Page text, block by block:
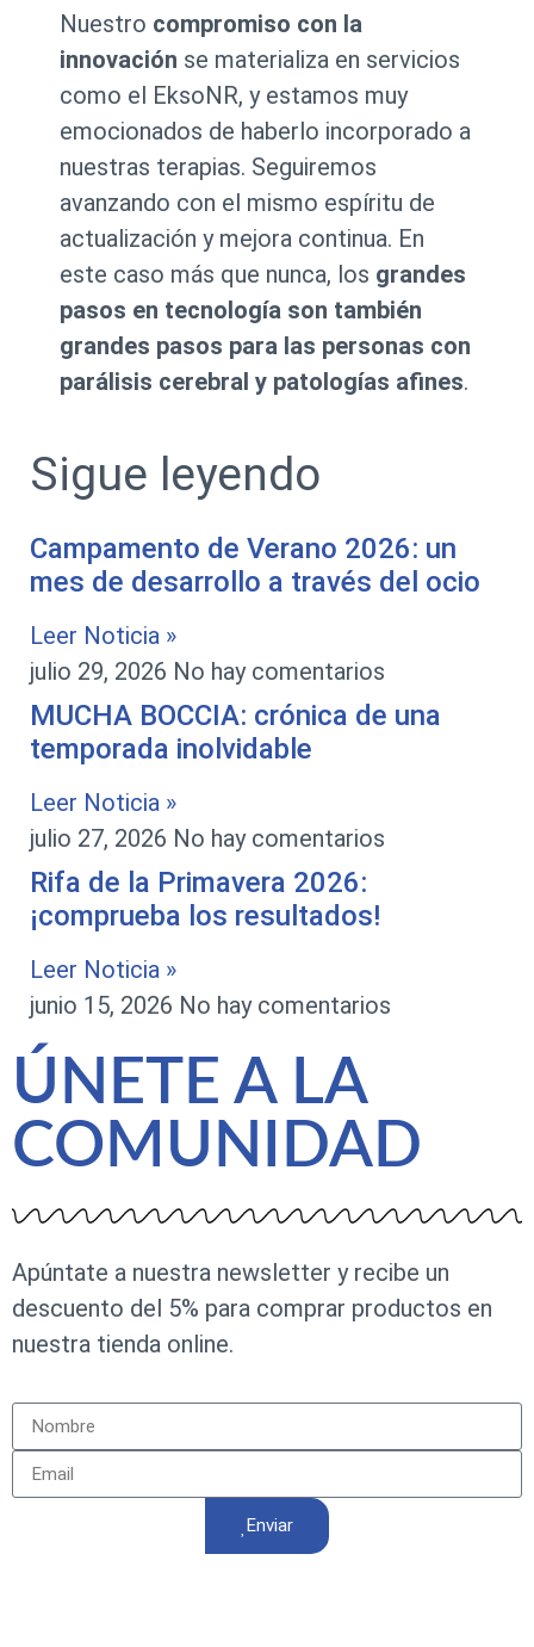
Nuestro compromiso con la
innovación se materializa en servicios
como el EksoNR, y estamos muy
emocionados de haberlo incorporado a
nuestras terapias. Seguiremos
avanzando con el mismo espíritu de
actualización y mejora continua. En
este caso más que nunca, los grandes
pasos en tecnología son también
grandes pasos para las personas con
parálisis cerebral y patologías afines.
Sigue leyendo
Campamento de Verano 2026: un
mes de desarrollo a través del ocio
Leer Noticia »
julio 29, 2026 No hay comentarios
MUCHA BOCCIA: crónica de una
temporada inolvidable
Leer Noticia »
julio 27, 2026 No hay comentarios
Rifa de la Primavera 2026:
¡comprueba los resultados!
Leer Noticia »
junio 15, 2026 No hay comentarios
ÚNETE A LA
COMUNIDAD
Apúntate a nuestra newsletter y recibe un
descuento del 5% para comprar productos en
nuestra tienda online.
Enviar